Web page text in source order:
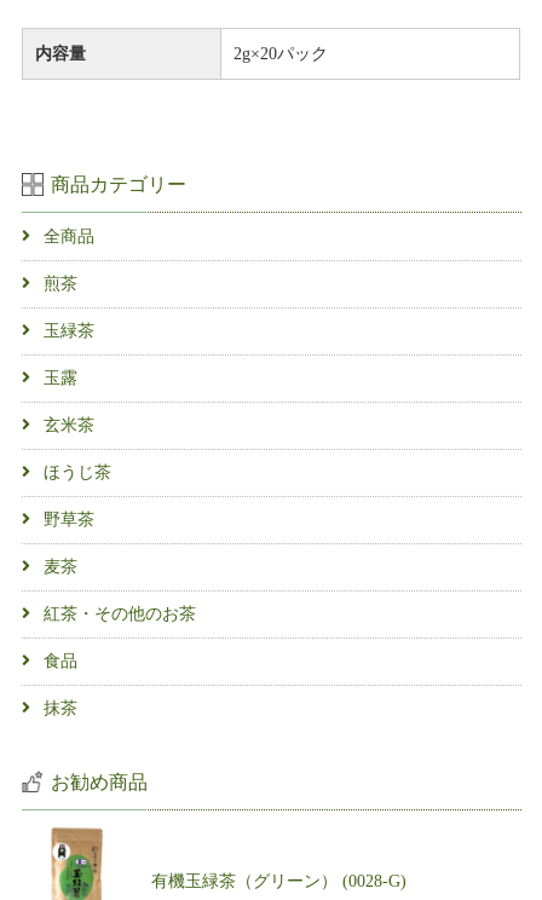
内容量 2g×20パック
商品カテゴリー
全商品
煎茶
玉緑茶
玉露
玄米茶
ほうじ茶
野草茶
麦茶
紅茶・その他のお茶
食品
抹茶
お勧め商品
有機玉緑茶（グリーン） (0028-G)